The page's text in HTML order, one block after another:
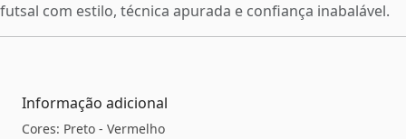
futsal com estilo, técnica apurada e confiança inabalável.
Informação adicional
Cores: Preto - Vermelho